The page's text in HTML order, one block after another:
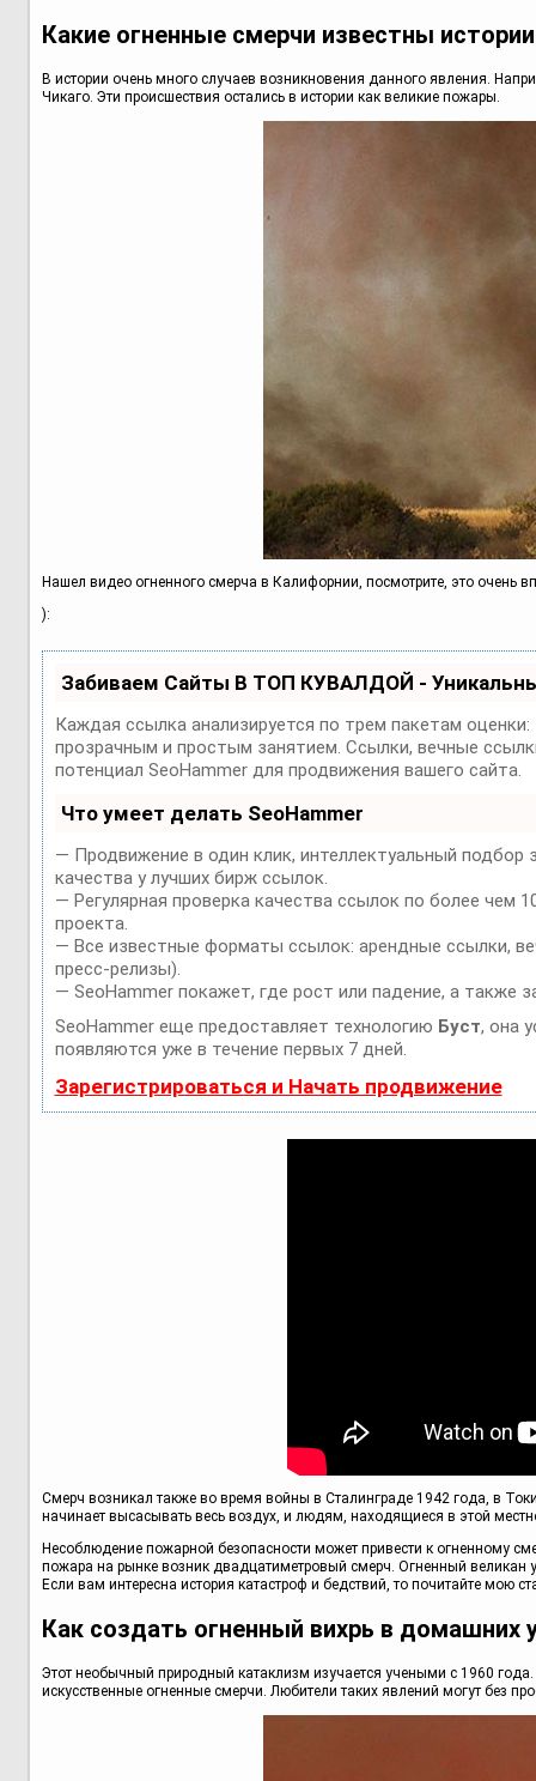
Какие огненные смерчи известны истории
В истории очень много случаев возникновения данного явления.
Чикаго. Эти происшествия остались в истории как великие пожары.
Нашел видео огненного смерча в Калифорнии, посмотрите, это очень
):
Забиваем Сайты В ТОП КУВАЛДОЙ -
Каждая ссылка анализируется по трем пакетам оценки:
прозрачным и простым занятием. Ссылки, вечные
потенциал SeoHammer для продвижения вашего сайта.
Что умеет делать SeoHammer
— Продвижение в один клик, интеллектуальный
качества у лучших бирж ссылок.
— Регулярная проверка качества ссылок по более чем
проекта.
— Все известные форматы ссылок: арендные ссылки,
пресс-релизы).
— SeoHammer покажет, где рост или падение, а также
SeoHammer еще предоставляет технологию Буст, она
появляются уже в течение первых 7 дней.
Зарегистрироваться и Начать продвижение
Смерч возникал также во время войны в Сталинграде 1942 года, в
начинает высасывать весь воздух, и людям, находящиеся в этой
Несоблюдение пожарной безопасности может привести к огненному
пожара на рынке возник двадцатиметровый смерч. Огненный великан
Если вам интересна история катастроф и бедствий, то почитайте мою
Как создать огненный вихрь в домашних
Этот необычный природный катаклизм изучается учеными с 1960
искусственные огненные смерчи. Любители таких явлений могут без